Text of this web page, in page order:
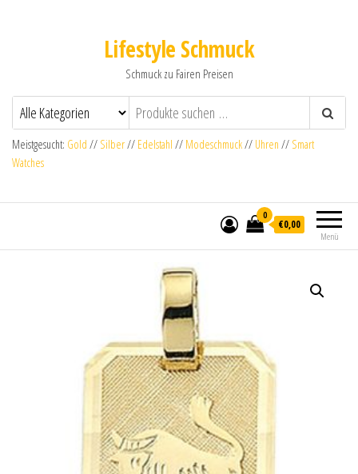
Lifestyle Schmuck
Schmuck zu Fairen Preisen
Meistgesucht: Gold // Silber// Edelstahl // Modeschmuck// Uhren // Smart
Watches
Menü
0
€0,00